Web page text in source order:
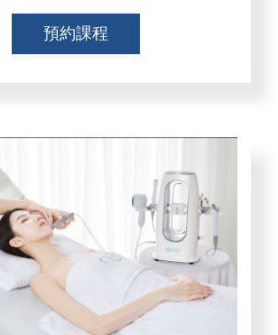
預約課程